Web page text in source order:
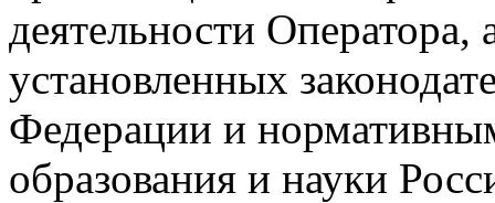
деятельности Оператора,
установленных
Федерации и
образования и науки